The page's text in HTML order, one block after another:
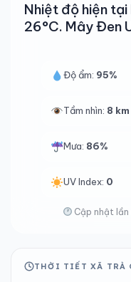
Nhiệt độ hiện
26°C. Mây Đen
Độ ẩm: 95%
Tầm nhìn: 8 km
Mưa: 86%
UV Index: 0
Cập nhật
THỜI TIẾT XÃ TRÀ